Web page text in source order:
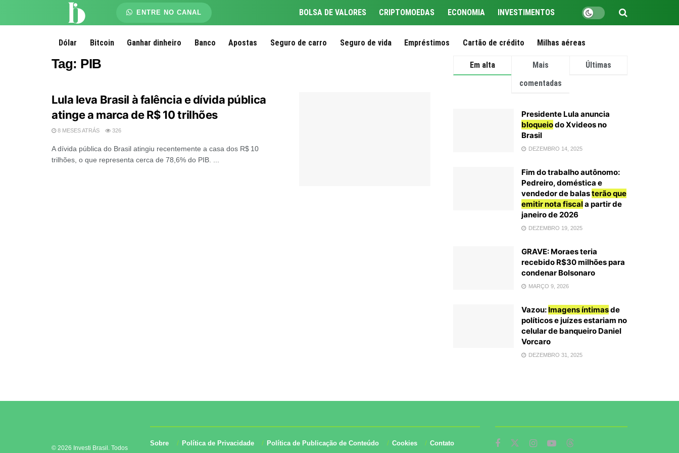
ENTRE NO CANAL BOLSA DE VALORES CRIPTOMOEDAS ECONOMIA INVESTIMENTOS
Dólar Bitcoin Ganhar dinheiro Banco Apostas Seguro de carro Seguro de vida Empréstimos Cartão de crédito Milhas aéreas
Tag: PIB
Lula leva Brasil à falência e dívida pública
atinge a marca de R$ 10 trilhões
8 MESES ATRÁS 326
A dívida pública do Brasil atingiu recentemente a casa dos R$ 10
trilhões, o que representa cerca de 78,6% do PIB. ...
Em alta
Mais
comentadas
Últimas
Presidente Lula anuncia
bloqueiodo Xvideos no
Brasil
DEZEMBRO 14, 2025
Fim do trabalho autônomo:
Pedreiro, doméstica e
vendedor de balasterão que
emitir nota fiscala partir de
janeiro de 2026
DEZEMBRO 19, 2025
GRAVE: Moraes teria
recebido R$30 milhões para
condenar Bolsonaro
MARÇO 9, 2026
Vazou: Imagens íntimasde
políticos e juízes estariam no
celular de banqueiro Daniel
Vorcaro
DEZEMBRO 31, 2025
© 2026 Investi Brasil. Todos
Sobre Política de Privacidade Política de Publicação de Conteúdo Cookies Contato